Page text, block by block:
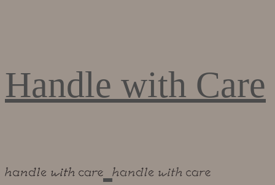
Handle with Care